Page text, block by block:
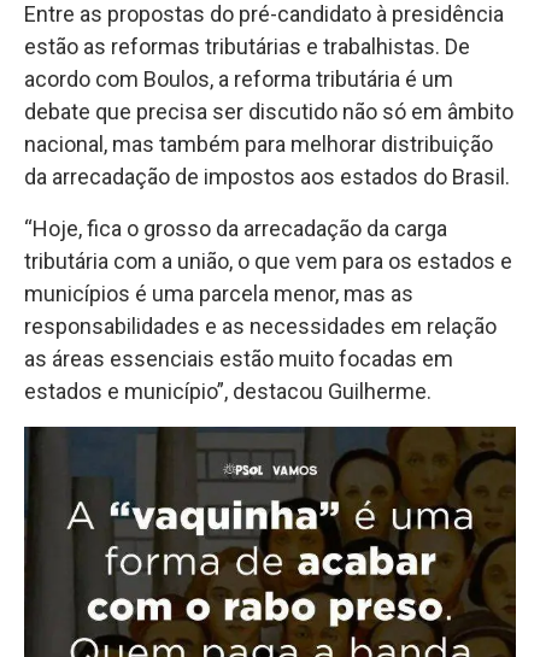
Entre as propostas do pré-candidato à presidência
estão as reformas tributárias e trabalhistas. De
acordo com Boulos, a reforma tributária é um
debate que precisa ser discutido não só em âmbito
nacional, mas também para melhorar distribuição
da arrecadação de impostos aos estados do Brasil.
“Hoje, fica o grosso da arrecadação da carga
tributária com a união, o que vem para os estados e
municípios é uma parcela menor, mas as
responsabilidades e as necessidades em relação
as áreas essenciais estão muito focadas em
estados e município”, destacou Guilherme.